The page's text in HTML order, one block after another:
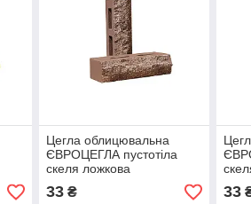
Цегла облицювальна
ЄВРОЦЕГЛА пустотіла
скеля ложкова
250х90х65мм коричнева
33₴ 33